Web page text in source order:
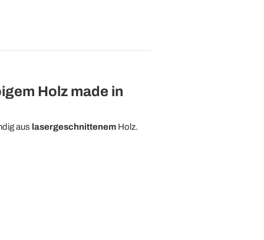
Holz made in
aus lasergeschnittenemHolz.